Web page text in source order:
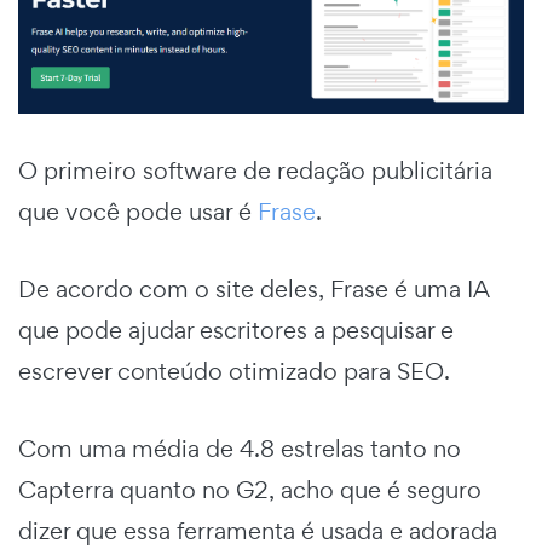
O primeiro software de redação publicitária
que você pode usar é Frase.
De acordo com o site deles, Frase é uma IA
que pode ajudar escritores a pesquisar e
escrever conteúdo otimizado para SEO.
Com uma média de 4.8 estrelas tanto no
Capterra quanto no G2, acho que é seguro
dizer que essa ferramenta é usada e adorada